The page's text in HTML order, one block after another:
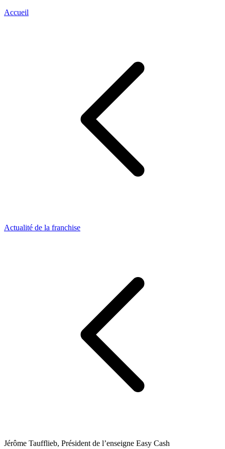
Accueil
Actualité de la franchise
Jérôme Taufflieb, Président de l’enseigne Easy Cash